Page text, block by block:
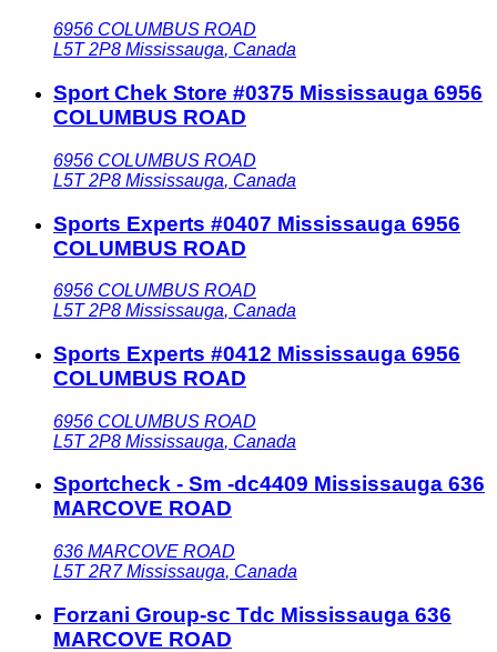
6956 COLUMBUS ROAD
L5T 2P8 Mississauga, Canada
Sport Chek Store #0375 Mississauga 6956
COLUMBUS ROAD
6956 COLUMBUS ROAD
L5T 2P8 Mississauga, Canada
Sports Experts #0407 Mississauga 6956
COLUMBUS ROAD
6956 COLUMBUS ROAD
L5T 2P8 Mississauga, Canada
Sports Experts #0412 Mississauga 6956
COLUMBUS ROAD
6956 COLUMBUS ROAD
L5T 2P8 Mississauga, Canada
Sportcheck - Sm -dc4409 Mississauga 636
MARCOVE ROAD
636 MARCOVE ROAD
L5T 2R7 Mississauga, Canada
Forzani Group-sc Tdc Mississauga 636
MARCOVE ROAD